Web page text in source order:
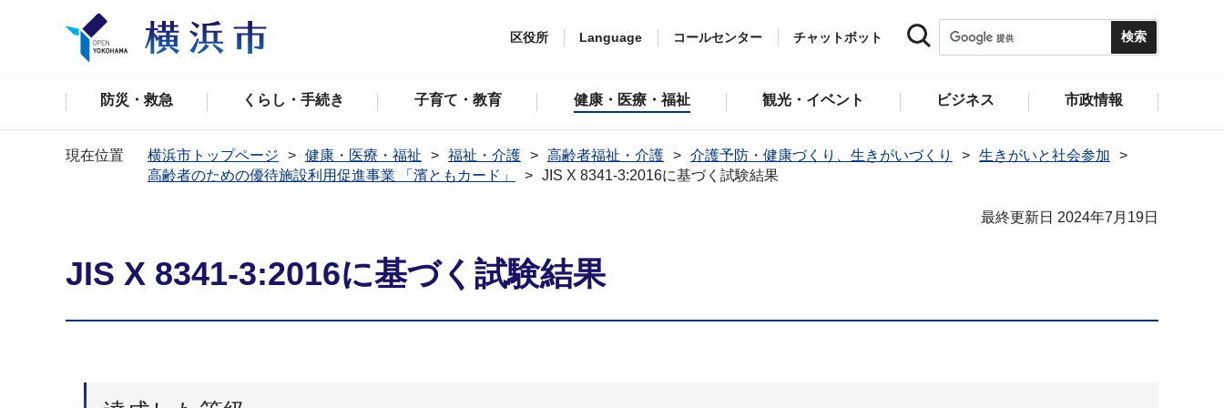
区役所 Language コールセンター チャットボット
防災・救急 くらし・手続き 子育て・教育 健康・医療・福祉 観光・イベント ビジネス 市政情報
現在位置 横浜市トップページ 健康・医療・福祉 福祉・介護 高齢者福祉・介護 介護予防・健康づくり、生きがいづくり
生きがいと社会参加
高齢者のための優待施設利用促進事業 「濱ともカード」
JIS X 8341-3:2016に基づく試験結果
最終更新日 2024年7月19日
JIS X 8341-3:2016に基づく試験結果